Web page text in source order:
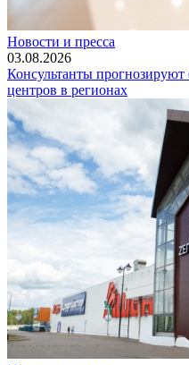
Новости и пресса
03.08.2026
Консультанты
центров в регионах